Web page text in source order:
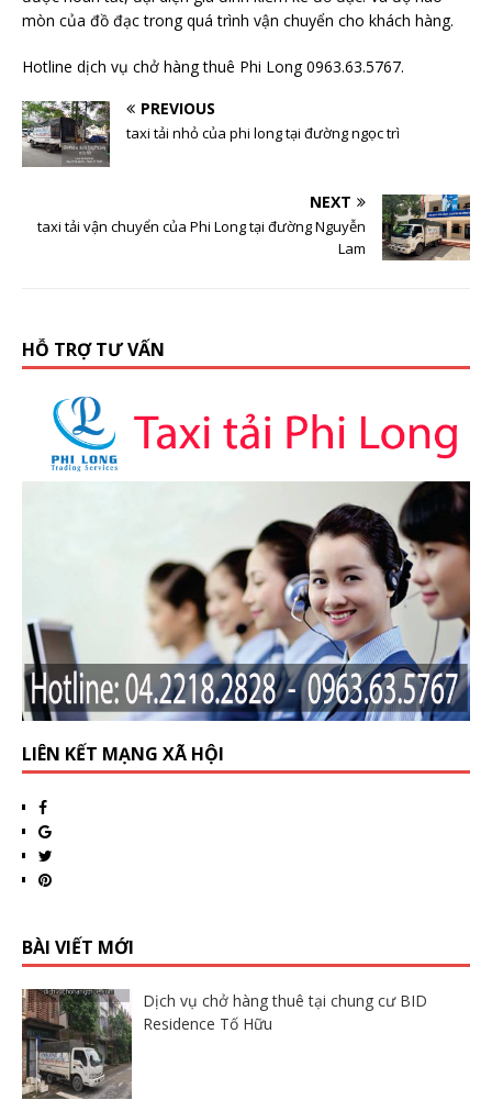
mòn của đồ đạc trong quá trình vận chuyển cho khách hàng.
Hotline dịch vụ chở hàng thuê Phi Long 0963.63.5767.
PREVIOUS
taxi tải nhỏ của phi long tại đường ngọc trì
NEXT
taxi tải vận chuyển của Phi Long tại đường Nguyễn
Lam
HỖ TRỢ TƯ VẤN
LIÊN KẾT MẠNG XÃ HỘI
BÀI VIẾT MỚI
Dịch vụ chở hàng thuê tại chung cư BID
Residence Tố Hữu